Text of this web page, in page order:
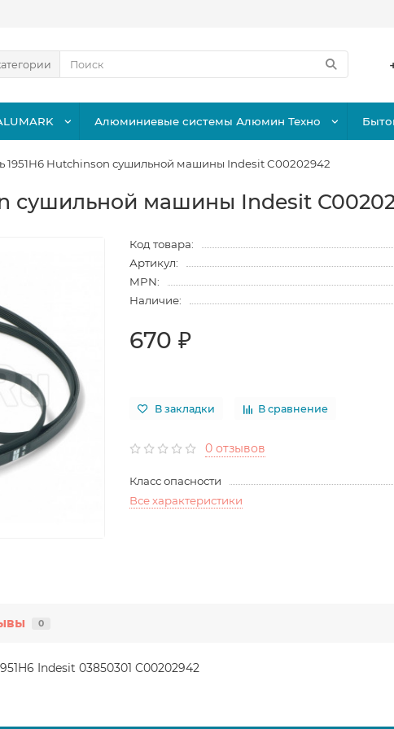
Алюминиевые системы Алюмин Техно
1951H6 Hutchinson сушильной машины Indesit C00202942
сушильной машины Indesit
Код товара:
Артикул:
MPN:
Наличие:
670 ₽
В закладки В сравнение
0 отзывов
Класс опасности
Все характеристики
0
Indesit 03850301 C00202942